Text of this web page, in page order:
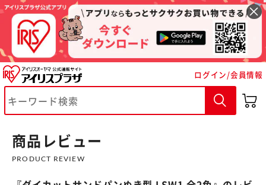
ログイン/会員情報
商品レビュー
PRODUCT REVIEW
※ご確認ください